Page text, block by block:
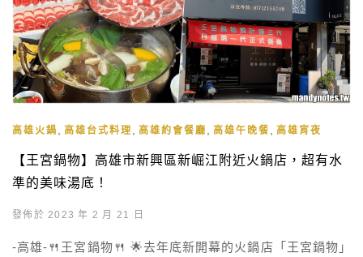
高雄火鍋 高雄台式料理 高雄約會餐廳 高雄午晚餐 高雄宵夜
【王宮鍋物】高雄市新興區新崛江附近火鍋店，超有水
準的美味湯底！
發佈於 2023 年 2 月 21 日
-高雄-🍴王宮鍋物🍴 🌟去年底新開幕的火鍋店「王宮鍋物」